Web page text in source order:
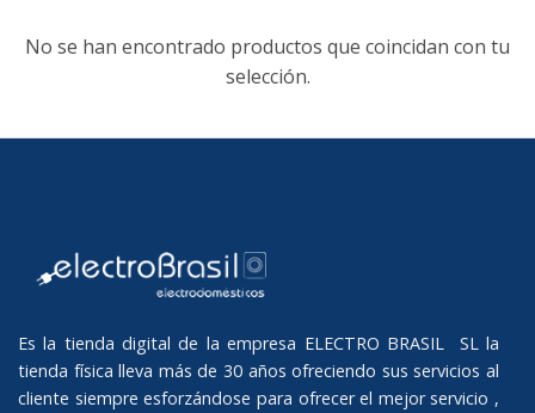
No se han encontrado productos que coincidan con tu
selección.
Es la tienda digital de la empresa ELECTRO BRASIL SL la
tienda física lleva más de 30 años ofreciendo sus servicios al
cliente siempre esforzándose para ofrecer el mejor servicio ,